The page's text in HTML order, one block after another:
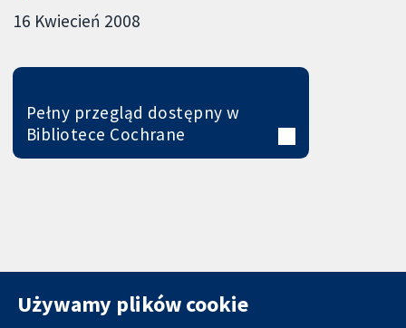
16 Kwiecień 2008
Pełny przegląd dostępny w
Bibliotece Cochrane
Używamy plików cookie